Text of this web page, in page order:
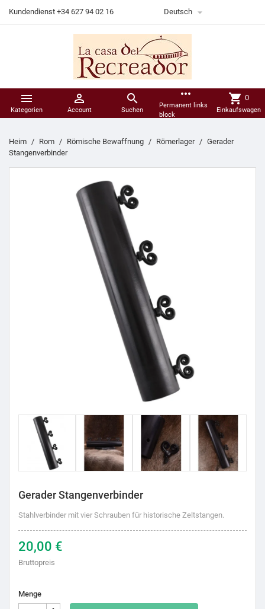
Kundendienst +34 627 94 02 16 Deutsch 

Kategorien

Account

Suchen
more_horiz
Permanent links
block
shopping_cart 0
Einkaufswagen
Heim Rom Römische Bewaffnung Römerlager
Gerader
Stangenverbinder
Gerader Stangenverbinder
Stahlverbinder mit vier Schrauben für historische Zeltstangen.
20,00 €
Bruttopreis
Menge